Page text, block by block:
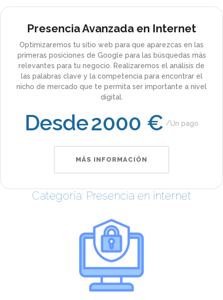
Presencia Avanzada en Internet
Optimizaremos tu sitio web para que aparezcas en las
primeras posiciones de Google para las búsquedas más
relevantes para tu negocio. Realizaremos el análisis de
las palabras clave y la competencia para encontrar el
nicho de mercado que te permita ser importante a nivel
digital.
Desde2000 € Un pago
MÁS INFORMACIÓN
Categoría: Presencia en internet